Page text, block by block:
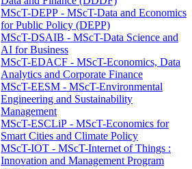
MScT-DEPP - MScT-Data and Economics
for Public Policy (DEPP)
MScT-DSAIB - MScT-Data Science and
AI for Business
MScT-EDACF - MScT-Economics, Data
Analytics and Corporate Finance
MScT-EESM - MScT-Environmental
Engineering and Sustainability
Management
MScT-ESCLiP - MScT-Economics for
Smart Cities and Climate Policy
MScT-IOT - MScT-Internet of Things :
Innovation and Management Program